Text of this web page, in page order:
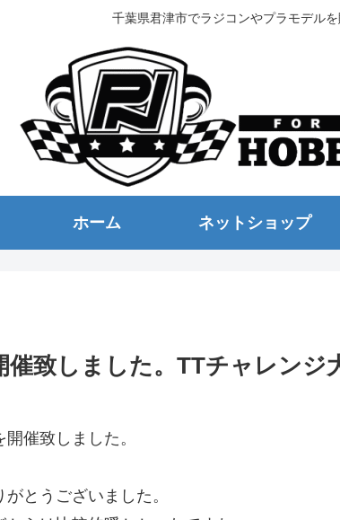
千葉県君津市でラジコンやプラモデル
ホーム ネットショップ
致しました。TTチャレンジ
催致しました。
とうございました。